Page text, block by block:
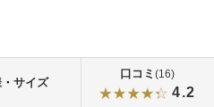
サイズ
口コミ(16)
4.2